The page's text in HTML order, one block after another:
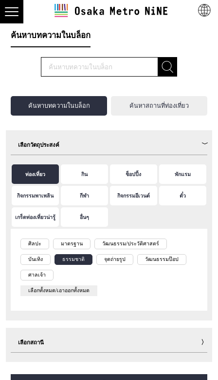
ค้นหาบทความในบล็อก
ค้นหาบทความในบล็อก ค้นหาสถานที่ท่องเที่ยว
เลือกวัตถุประสงค์
ท่องเที่ยว กิน ช็อปปิ้ง พักแรม
กิจกรรมพาเพลิน กีฬา กิจกรรมอีเวนต์ ตั๋ว
เกร็ดท่องเที่ยวน่ารู้ อื่นๆ
ศิลปะ มาตรฐาน วัฒนธรรม/ประวัติศาสตร์
บันเทิง ธรรมชาติ จุดถ่ายรูป วัฒนธรรมป๊อป
ศาลเจ้า
เลือกทั้งหมด/เอาออกทั้งหมด
เลือกสถานี